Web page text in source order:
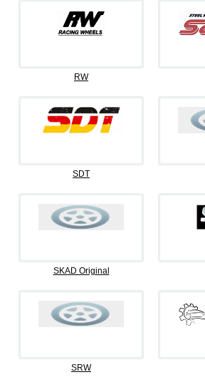
RW
SDT
SKAD Original
SRW